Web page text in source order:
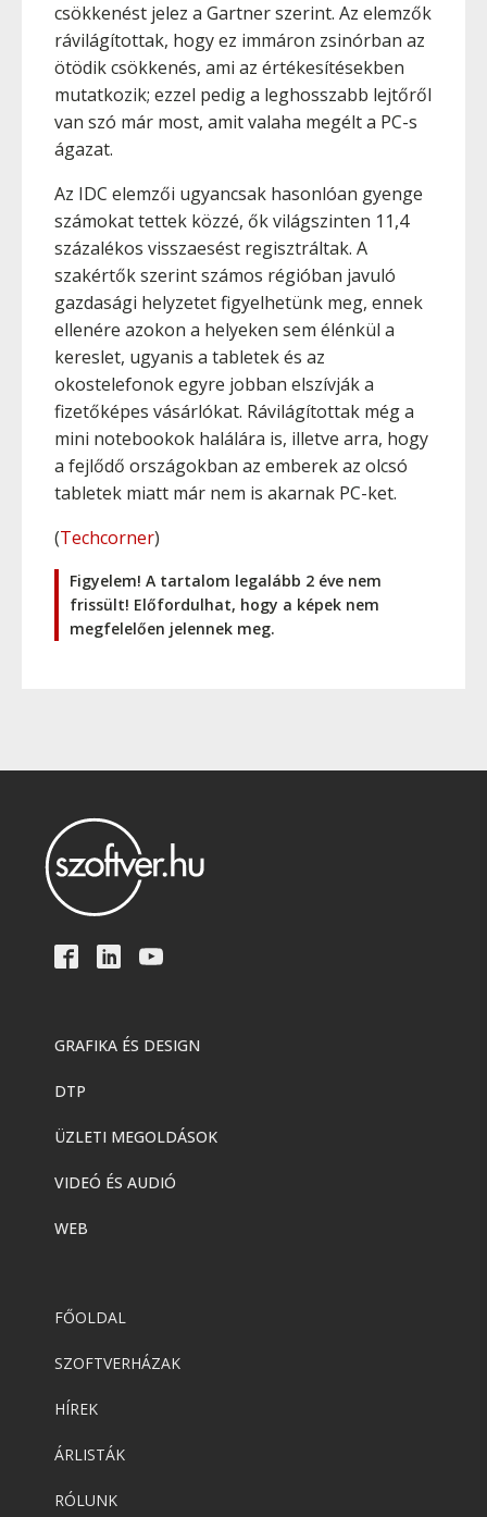
csökkenést jelez a Gartner szerint. Az elemzők
rávilágítottak, hogy ez immáron zsinórban az
ötödik csökkenés, ami az értékesítésekben
mutatkozik; ezzel pedig a leghosszabb lejtőről
van szó már most, amit valaha megélt a PC-s
ágazat.
Az IDC elemzői ugyancsak hasonlóan gyenge
számokat tettek közzé, ők világszinten 11,4
százalékos visszaesést regisztráltak. A
szakértők szerint számos régióban javuló
gazdasági helyzetet figyelhetünk meg, ennek
ellenére azokon a helyeken sem élénkül a
kereslet, ugyanis a tabletek és az
okostelefonok egyre jobban elszívják a
fizetőképes vásárlókat. Rávilágítottak még a
mini notebookok halálára is, illetve arra, hogy
a fejlődő országokban az emberek az olcsó
tabletek miatt már nem is akarnak PC-ket.
(Techcorner)
Figyelem! A tartalom legalább 2 éve nem
frissült! Előfordulhat, hogy a képek nem
megfelelően jelennek meg.
GRAFIKA ÉS DESIGN
DTP
ÜZLETI MEGOLDÁSOK
VIDEÓ ÉS AUDIÓ
WEB
FŐOLDAL
SZOFTVERHÁZAK
HÍREK
ÁRLISTÁK
RÓLUNK